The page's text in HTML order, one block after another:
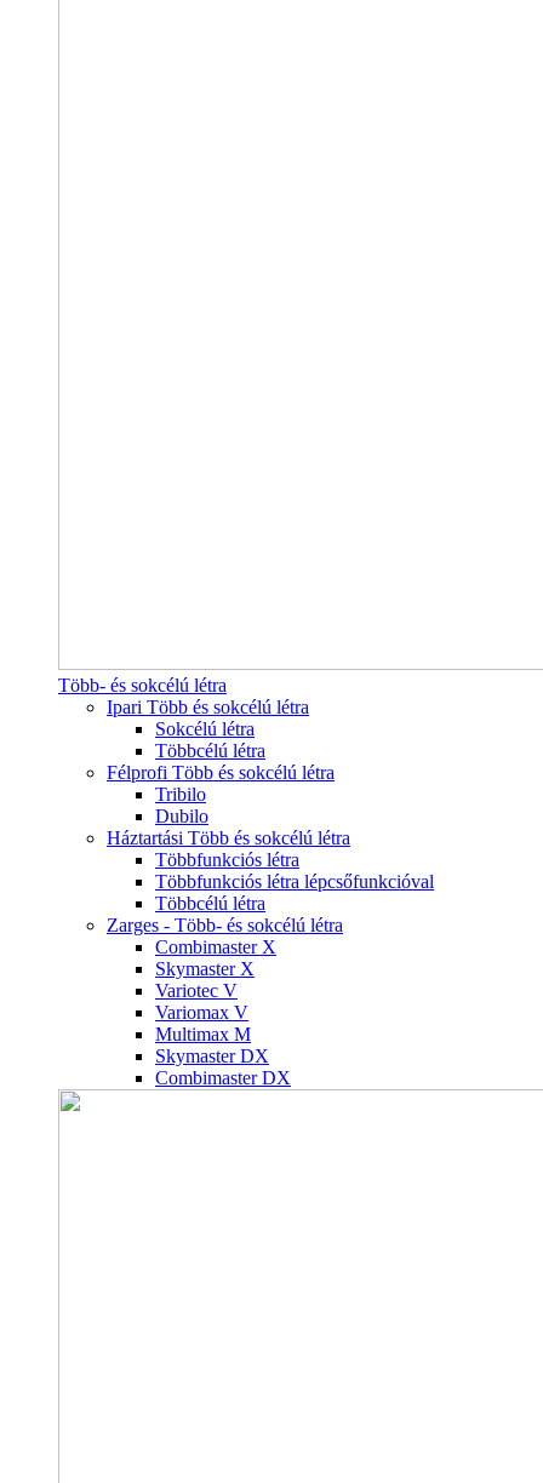
Több- és sokcélú létra
Ipari Több és sokcélú létra
Sokcélú létra
Többcélú létra
Félprofi Több és sokcélú létra
Tribilo
Dubilo
Háztartási Több és sokcélú létra
Többfunkciós létra
Többfunkciós létra lépcsőfunkcióval
Többcélú létra
Zarges - Több- és sokcélú létra
Combimaster X
Skymaster X
Variotec V
Variomax V
Multimax M
Skymaster DX
Combimaster DX